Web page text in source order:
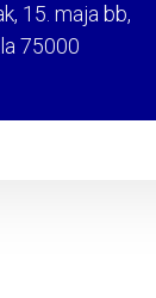
15. maja bb,
75000